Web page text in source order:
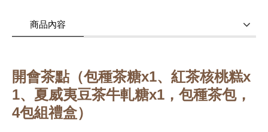
商品內容
開會茶點（包種茶糖x1、紅茶核桃糕x
1、夏威夷豆茶牛軋糖x1，包種茶包，
4包組禮盒）